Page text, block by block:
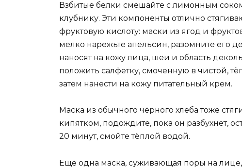
Взбитые белки смешайте с лимонным
клубнику. Эти компоненты отлично
фруктовую кислоту: маски из ягод и
мелко нарежьте апельсин, разомните его
наносят на кожу лица, шеи и область
положить салфетку, смоченную в чистой,
затем нанести на кожу питательный крем.
Маска из обычного чёрного хлеба тоже
кипятком, подождите, пока он разбухнет,
20 минут, смойте тёплой водой.
Ещё одна маска, суживающая поры на лице,